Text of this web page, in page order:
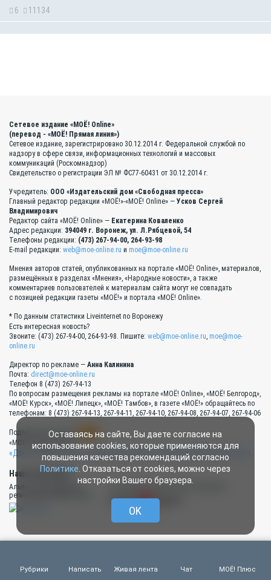
6 11134
Сетевое издание «МОЁ! Online»
(перевод - «МОЁ! Прямая линия»)
Сетевое издание, зарегистрировано 30.12.2014 г. Федеральной службой по
надзору в сфере связи, информационных технологий и массовых
коммуникаций (Роскомнадзор)
Свидетельство о регистрации ЭЛ № ФС77-60431 от 30.12.2014 г.
Учредитель: ООО «Издательский дом «Свободная пресса»
Главный редактор редакции «МОЁ!»-«МОЁ! Online» — Усков Сергей
Владимирович
Редактор сайта «МОЁ! Online» — Екатерина Коваленко
Адрес редакции: 394049 г. Воронеж, ул. Л.Рябцевой, 54
Телефоны редакции: (473) 267-94-00, 264-93-98
E-mail редакции: web@moe-online.ru и moe@moe-online.ru
Мнения авторов статей, опубликованных на портале «МОЁ! Online», материалов,
размещённых в разделах «Мнения», «Народные новости», а также
комментариев пользователей к материалам сайта могут не совпадать
с позицией редакции газеты «МОЁ!» и портала «МОЁ! Online».
* По данным статистики Liveinternet по Воронежу
Есть интересная новость?
Звоните: (473) 267-94-00, 264-93-98. Пишите: web@moe-online.ru, moe@moe-
online.ru
Директор по рекламе — Анна Калинина
Почта: direct@moe-online.ru
Телефон 8 (473) 267-94-13
По вопросам размещения рекламы на портале «МОЁ! Online», «МОЁ! Белгород»,
«МОЁ! Курск», «МОЁ! Липецк», «МОЁ! Тамбов», в газете «МОЁ!» обращайтесь по
телефонам: 8 (473) 267-94-13, 267-94-11, 267-94-10, 267-94-08, 267-94-07, 267-94-06
Подписка на новости: RSS
«МОЁ! Online» в сети:
«Дзен» «ВКонтакте»,«Одноклассники»,YouTube,RUTUBE ,Telegram
Наши партнёры:
Альянс руководителей
региональных СМИ России
Типография «Прайм Принт Воронеж»
О нас
Рубрики Написать Живая лента Чат МОЁ! Плюс
Оставаясь на сайте, Вы даете согласие на
использование cookies, которые применяются для
повышения качества рекомендаций согласно
Политике . Отказаться от cookies, можно через
настройки Вашего браузера.
OK